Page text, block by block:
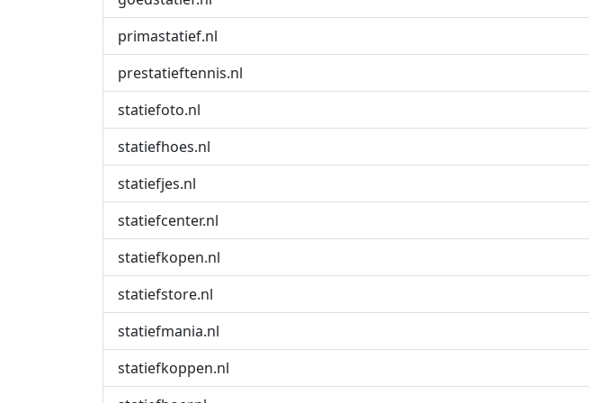
primastatief.nl
prestatieftennis.nl
statiefoto.nl
statiefhoes.nl
statiefjes.nl
statiefcenter.nl
statiefkopen.nl
statiefstore.nl
statiefmania.nl
statiefkoppen.nl